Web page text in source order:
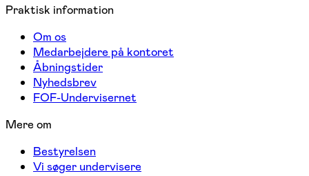
Praktisk information
Om os
Medarbejdere på kontoret
Åbningstider
Nyhedsbrev
FOF-Undervisernet
Mere om
Bestyrelsen
Vi søger undervisere